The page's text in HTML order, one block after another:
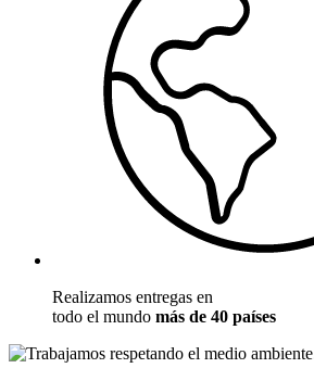
Realizamos entregas en
todo el mundo más de 40 países